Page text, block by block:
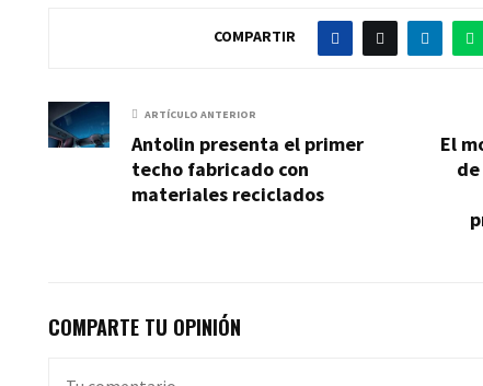
COMPARTIR
ARTÍCULO ANTERIOR
Antolin presenta el primer
techo fabricado con
materiales reciclados
El
COMPARTE TU OPINIÓN